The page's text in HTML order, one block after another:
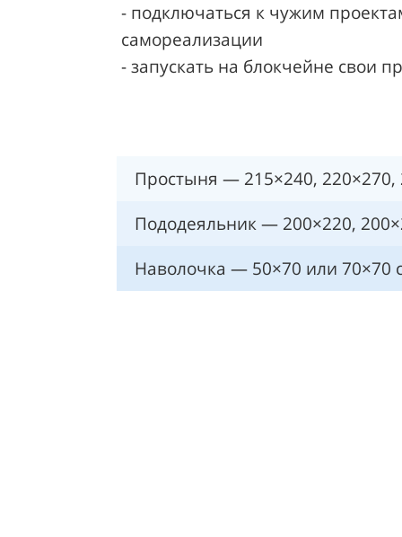
- подключаться к чужим
самореализации
- запускать на блокчейне свои
Простыня — 215×240, 220×270,
Пододеяльник — 200×220,
Наволочка — 50×70 или 70×70